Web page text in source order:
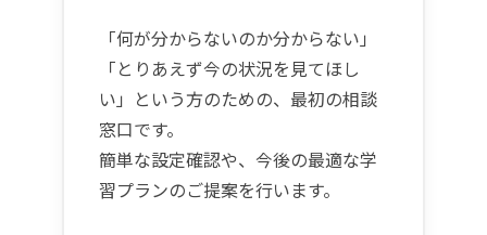
「何が分からないのか分からない」
「とりあえず今の状況を見てほし
い」という方のための、最初の相談
窓口です。
簡単な設定確認や、今後の最適な学
習プランのご提案を行います。